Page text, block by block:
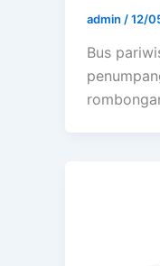
admin /12/
Bus